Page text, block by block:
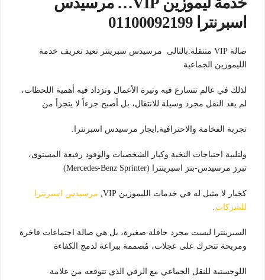
اسبرنترا 01100092199
صالة VIP متنقلة:بالتالى مرسيدس سبرينتر تعيد تعريف خدمة
الليموزين الجماعية
لذلك في عالم تتسارع فيه وتيرة الأعمال وتزداد فيه أهمية اللحظات،
لم يعد النقل مجرد وسيلة للانتقال، بل أصبح جزءاً لا يتجزأ من
تجربة الفخامة والاحترافية,ايجار مرسيدس اسبرنترا.
ولتلبية احتياجات النخبة وكبار الشخصيات والوفود رفيعة المستوى،
تبرز مرسيدس-بنز اسبرينترا (Mercedes-Benz Sprinter)
كخيار لا مثيل له في خدمات الليموزين VIP,
مرسيدس اسبرنترا
للشركات.
السبرينترا ليست مجرد حافلة صغيرة، بل هي صالة اجتماعات فاخرة
ومريحة تتحرك على عجلات، مُصممة ببراعة لدمج الكفاءة
اللوجستية للنقل الجماعي مع الرقي الذي تتوقعه من علامة